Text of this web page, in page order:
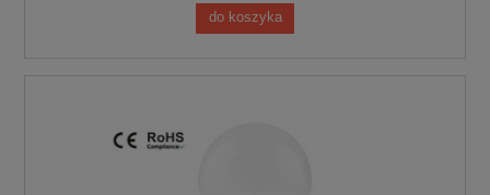
do koszyka